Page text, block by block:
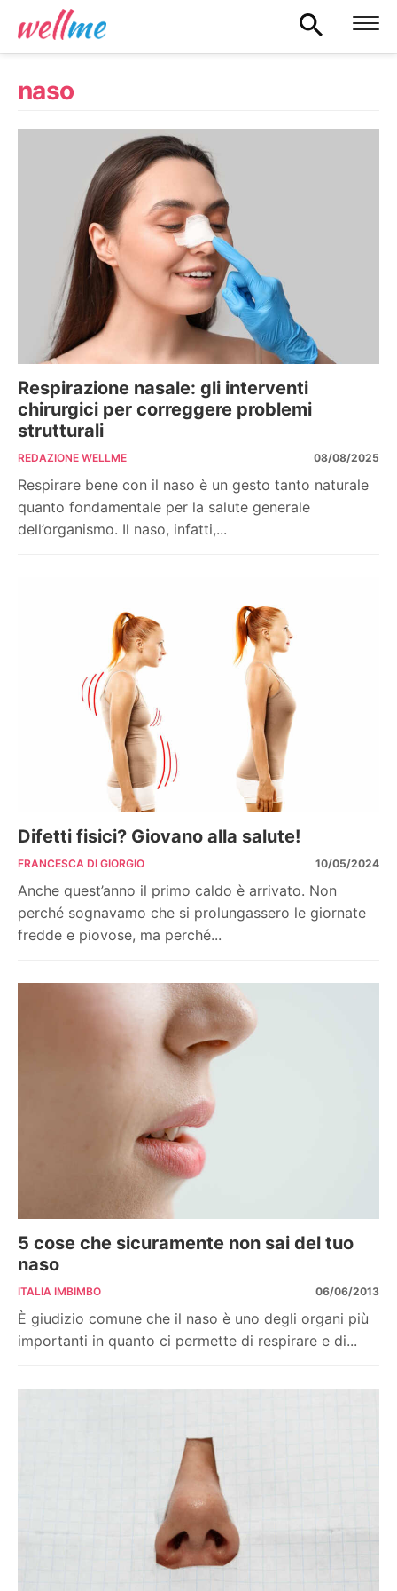
naso
Respirazione nasale: gli interventi
chirurgici per correggere problemi
strutturali
REDAZIONE WELLME 08/08/2025
Respirare bene con il naso è un gesto tanto naturale
quanto fondamentale per la salute generale
dell’organismo. Il naso, infatti,...
Difetti fisici? Giovano alla salute!
FRANCESCA DI GIORGIO 10/05/2024
Anche quest’anno il primo caldo è arrivato. Non
perché sognavamo che si prolungassero le giornate
fredde e piovose, ma perché...
5 cose che sicuramente non sai del tuo
naso
ITALIA IMBIMBO 06/06/2013
È giudizio comune che il naso è uno degli organi più
importanti in quanto ci permette di respirare e di...